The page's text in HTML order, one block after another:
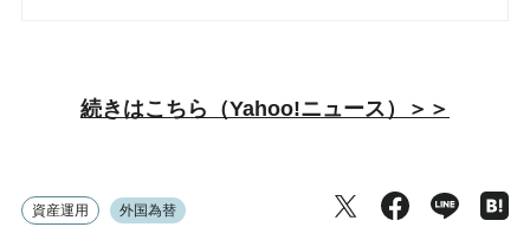
続きはこちら（Yahoo!ニュース）＞＞
資産運用 外国為替